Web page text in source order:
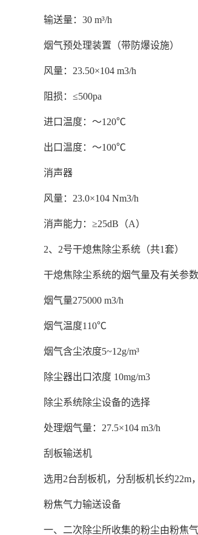
输送量：30 m³/h
烟气预处理装置（带防爆设施）
风量：23.50×104 m3/h
阻损：≤500pa
进口温度：～120℃
出口温度：～100℃
消声器
风量：23.0×104 Nm3/h
消声能力：≥25dB（A）
2、2号干熄焦除尘系统（共1套）
干熄焦除尘系统的烟气量及有关参数
烟气量275000 m3/h
烟气温度110℃
烟气含尘浓度5~12g/m³
除尘器出口浓度 10mg/m3
除尘系统除尘设备的选择
处理烟气量：27.5×104 m3/h
刮板输送机
选用2台刮板机，分刮板机长约22m
粉焦气力输送设备
一、二次除尘所收集的粉尘由粉焦